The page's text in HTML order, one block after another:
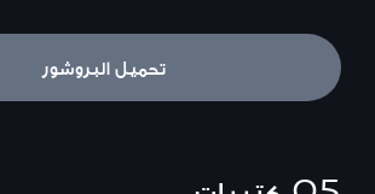
تحميل البروشور